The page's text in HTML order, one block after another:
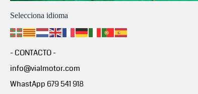
Selecciona idioma
- CONTACTO -
info@vialmotor.com
WhastApp 679 541 918